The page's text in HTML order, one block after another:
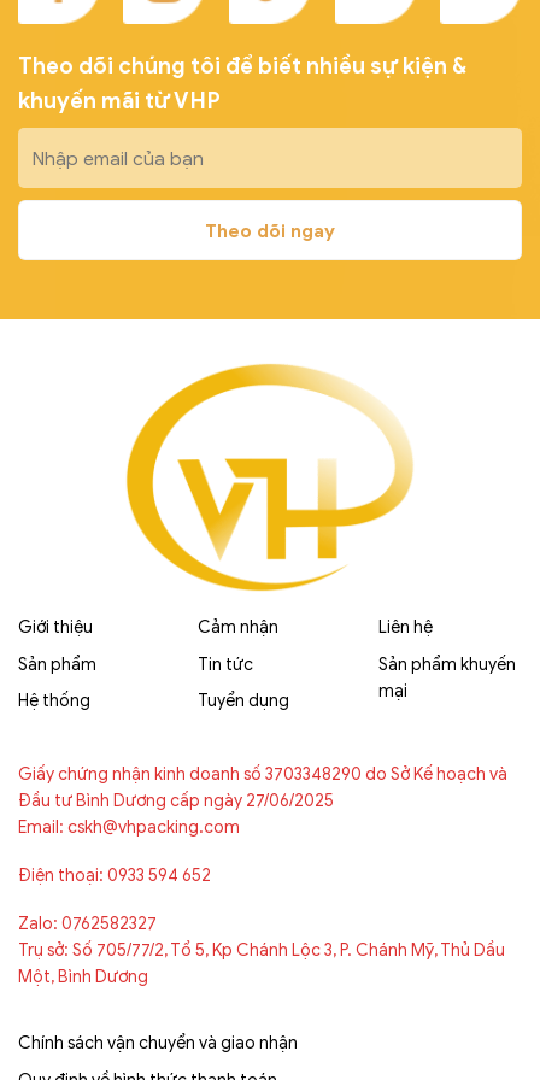
Theo dõi chúng tôi để biết nhiều sự kiện &
khuyến mãi từ VHP
Giới thiệu
Sản phẩm
Hệ thống
Cảm nhận
Tin tức
Tuyển dụng
Liên hệ
Sản phẩm khuyến
mại
Giấy chứng nhận kinh doanh số 3703348290 do Sở Kế hoạch và
Đầu tư Bình Dương cấp ngày 27/06/2025
Email: cskh@vhpacking.com
Điện thoại: 0933 594 652
Zalo: 0762582327
Trụ sở: Số 705/77/2, Tổ 5, Kp Chánh Lộc 3, P. Chánh Mỹ, Thủ Dầu
Một, Bình Dương
Chính sách vận chuyển và giao nhận